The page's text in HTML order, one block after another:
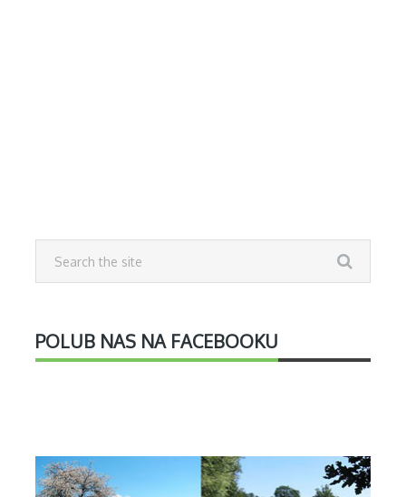
POLUB NAS NA FACEBOOKU